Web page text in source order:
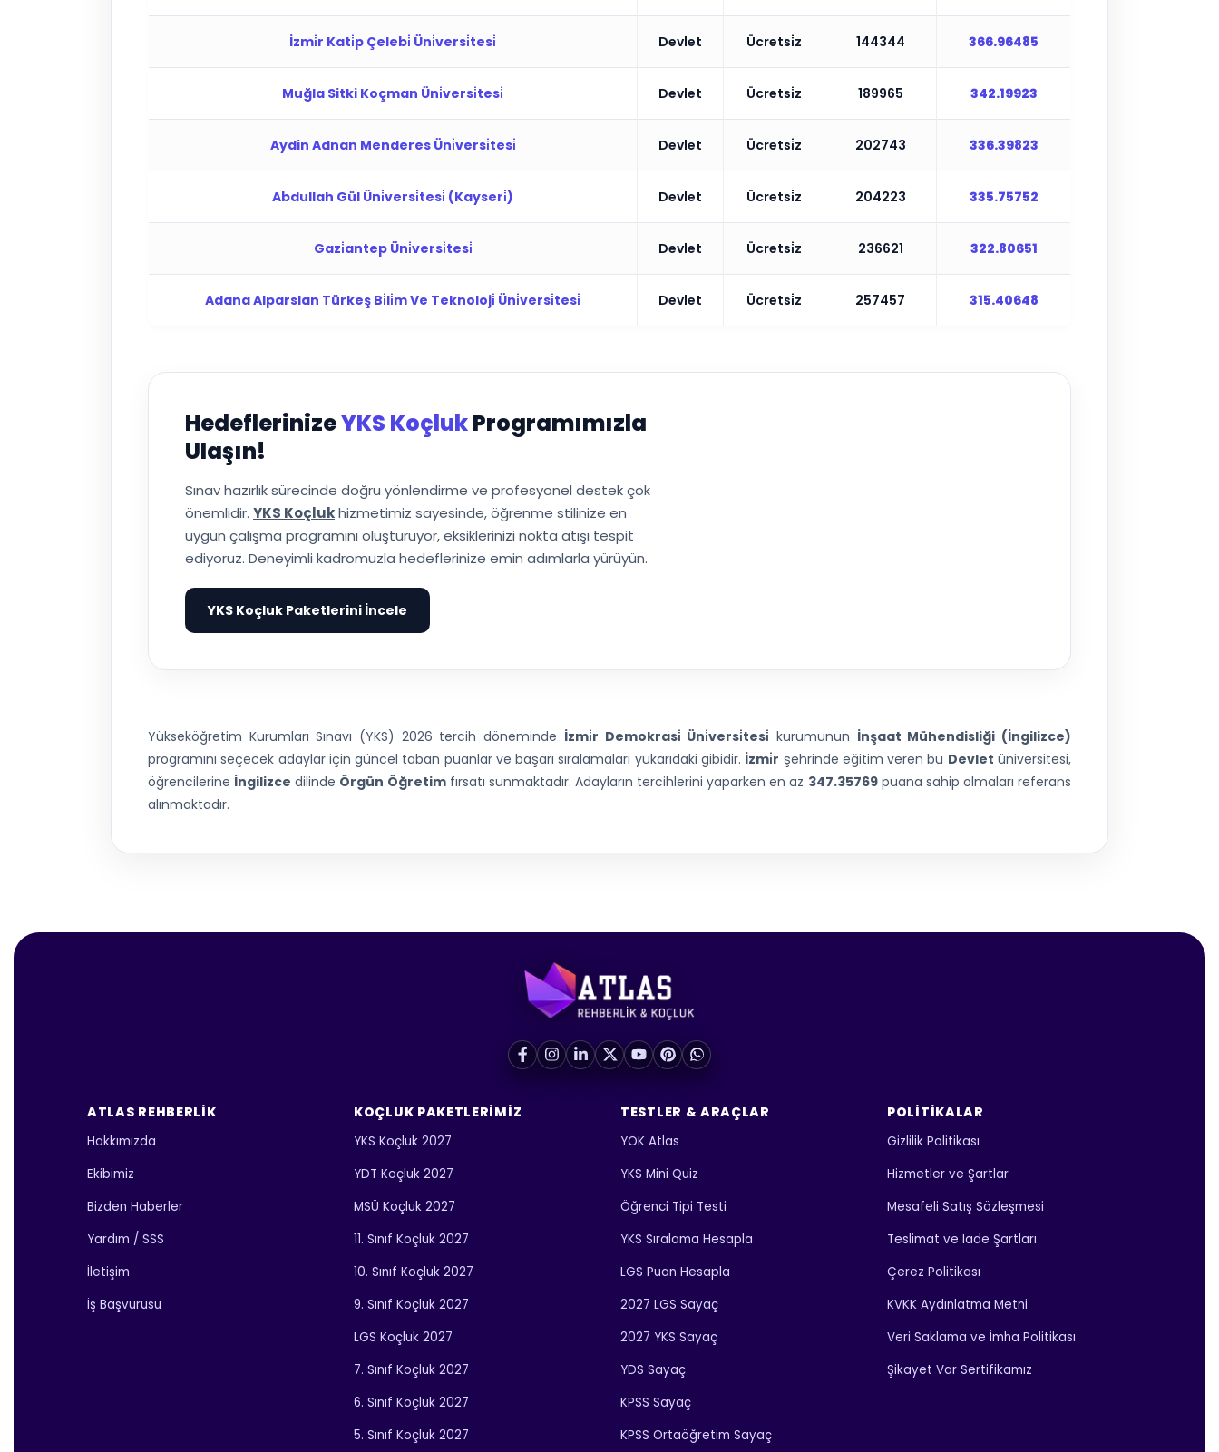
İzmi̇r Kati̇p Çelebi̇ Üni̇versi̇tesi̇ Devlet Ücretsi̇z 144344 366.96485
Muğla Sitki Koçman Üni̇versi̇tesi̇ Devlet Ücretsi̇z 189965 342.19923
Aydin Adnan Menderes Üni̇versi̇tesi̇ Devlet Ücretsi̇z 202743 336.39823
Abdullah Gül Üni̇versi̇tesi̇ (Kayseri̇) Devlet Ücretsi̇z 204223 335.75752
Gazi̇antep Üni̇versi̇tesi̇ Devlet Ücretsi̇z 236621 322.80651
Adana Alparslan Türkeş Bi̇li̇m Ve Teknoloji̇ Üni̇versi̇tesi̇ Devlet Ücretsi̇z 257457 315.40648
HedeflerinizeYKS KoçlukProgramımızla
Ulaşın!
Sınav hazırlık sürecinde doğru yönlendirme ve profesyonel destek çok
önemlidir. YKS Koçlukhizmetimiz sayesinde, öğrenme stilinize en
uygun çalışma programını oluşturuyor, eksiklerinizi nokta atışı tespit
ediyoruz. Deneyimli kadromuzla hedeflerinize emin adımlarla yürüyün.
YKS Koçluk Paketlerini İncele
Yükseköğretim Kurumları Sınavı (YKS) 2026 tercih döneminde İzmi̇r Demokrasi̇ Üni̇versi̇tesi̇ kurumunun İnşaat Mühendisliği (İngilizce)
programını seçecek adaylar için güncel taban puanlar ve başarı sıralamaları yukarıdaki gibidir. İzmi̇r şehrinde eğitim veren bu Devlet üniversitesi,
öğrencilerine İngilizce dilinde Örgün Öğretimfırsatı sunmaktadır. Adayların tercihlerini yaparken en az 347.35769puana sahip olmaları referans
alınmaktadır.
ATLAS REHBERLIK
Hakkımızda
Ekibimiz
Bizden Haberler
Yardım / SSS
İletişim
İş Başvurusu
KOÇLUK PAKETLERIMIZ
YKS Koçluk 2027
YDT Koçluk 2027
MSÜ Koçluk 2027
11. Sınıf Koçluk 2027
10. Sınıf Koçluk 2027
9. Sınıf Koçluk 2027
LGS Koçluk 2027
7. Sınıf Koçluk 2027
6. Sınıf Koçluk 2027
5. Sınıf Koçluk 2027
TESTLER & ARAÇLAR
YÖK Atlas
YKS Mini Quiz
Öğrenci Tipi Testi
YKS Sıralama Hesapla
LGS Puan Hesapla
2027 LGS Sayaç
2027 YKS Sayaç
YDS Sayaç
KPSS Sayaç
KPSS Ortaöğretim Sayaç
POLITIKALAR
Gizlilik Politikası
Hizmetler ve Şartlar
Mesafeli Satış Sözleşmesi
Teslimat ve İade Şartları
Çerez Politikası
KVKK Aydınlatma Metni
Veri Saklama ve İmha Politikası
Şikayet Var Sertifikamız